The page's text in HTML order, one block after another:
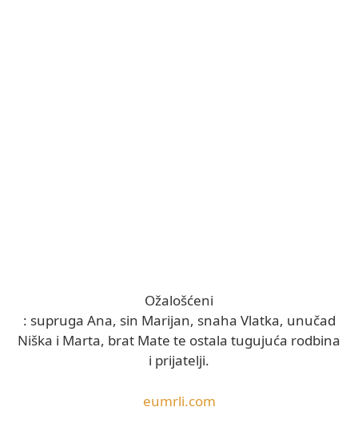
Ožalošćeni
: supruga Ana, sin Marijan, snaha Vlatka, unučad
Niška i Marta, brat Mate te ostala tugujuća rodbina
i prijatelji.
eumrli.com